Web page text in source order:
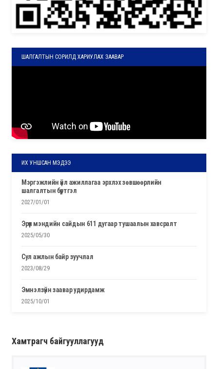
ШАЛГАЛТЫН СОРИЛД ХАРИУЛАХ ЗААВАР
ИХ УНШСАН МЭДЭЭ
мэргэжлийн үйл ажиллагаа эрхлэх зөвшөөрлийн
шалгалтын бүртгэл
2027/01/01
эрүүл мэндийн сайдын 611 дугаар тушаалын хавсралт
2025/05/30
сул ажлын байр зуучлал
2023/08/29
эмнэлзүйн заавар удирдамж
2025/10/01
Хамтрагч байгууллагууд